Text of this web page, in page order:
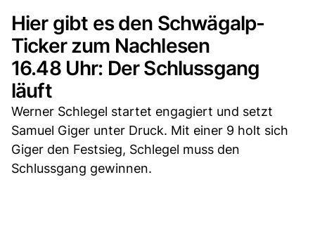
Hier gibt es den Schwägalp-
Ticker zum Nachlesen
16.48 Uhr: Der Schlussgang
läuft
Werner Schlegel startet engagiert und setzt
Samuel Giger unter Druck. Mit einer 9 holt sich
Giger den Festsieg, Schlegel muss den
Schlussgang gewinnen.